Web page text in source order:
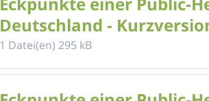
Deutschland -
1 Datei(en) 295 kB